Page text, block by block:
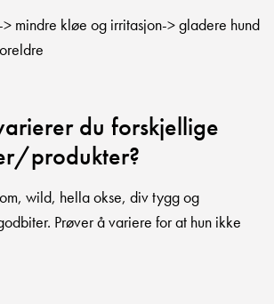
mindre kløe og irritasjon-> gladere hund
du forskjellige
produkter?
wild, hella okse, div tygg og
Prøver å variere for at hun ikke